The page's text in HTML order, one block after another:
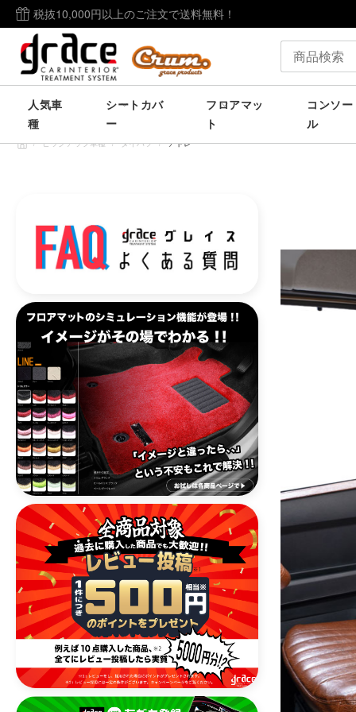
税抜10,000円以上のご注文で送料無料！
人気車
種
シートカバ
ー
フロアマッ
ト
コンソー
ル
/ ピックアップ車種 / ダイハツ / アトレー